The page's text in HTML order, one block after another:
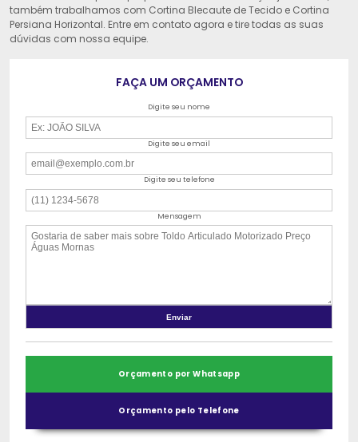
também trabalhamos com Cortina Blecaute de Tecido e Cortina
Persiana Horizontal. Entre em contato agora e tire todas as suas
dúvidas com nossa equipe.
FAÇA UM ORÇAMENTO
Digite seu nome
Digite seu email
Digite seu telefone
Mensagem
Orçamento por Whatsapp
Orçamento pelo Telefone